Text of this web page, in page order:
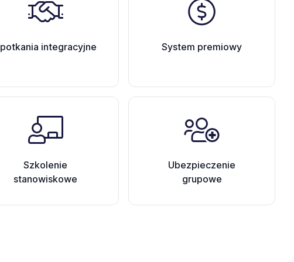
integracyjne System premiowy
Szkolenie
stanowiskowe
Ubezpieczenie
grupowe